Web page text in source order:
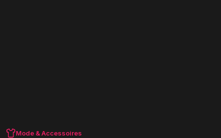
Mode & Accessoires